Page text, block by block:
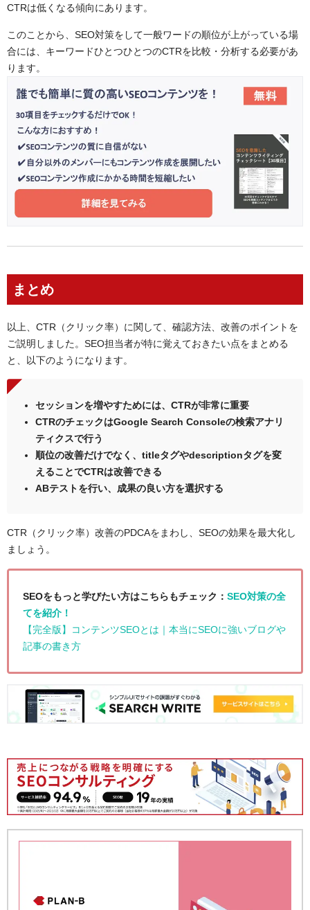
CTRは低くなる傾向にあります。
このことから、SEO対策をして一般ワードの順位が上がっている場
合には、キーワードひとつひとつのCTRを比較・分析する必要があ
ります。
まとめ
以上、CTR（クリック率）に関して、確認方法、改善のポイントを
ご説明しました。 SEO担当者が特に覚えておきたい点をまとめる
と、以下のようになります。
セッションを増やすためには、CTRが非常に重要
CTRのチェックはGoogle Search Consoleの検索アナリ
ティクスで行う
順位の改善だけでなく、titleタグやdescriptionタグを変
えることでCTRは改善できる
ABテストを行い、成果の良い方を選択する
CTR（クリック率）改善のPDCAをまわし、SEOの効果を最大化し
ましょう。
SEOをもっと学びたい方はこちらもチェック： SEO対策の全
てを紹介！
【完全版】コンテンツSEOとは｜本当にSEOに強いブログや
記事の書き方